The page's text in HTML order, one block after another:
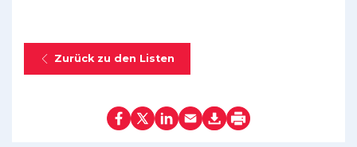
Zurück zu den Listen